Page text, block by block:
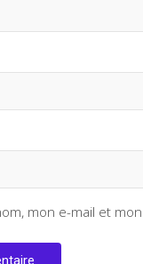
mon e-mail et